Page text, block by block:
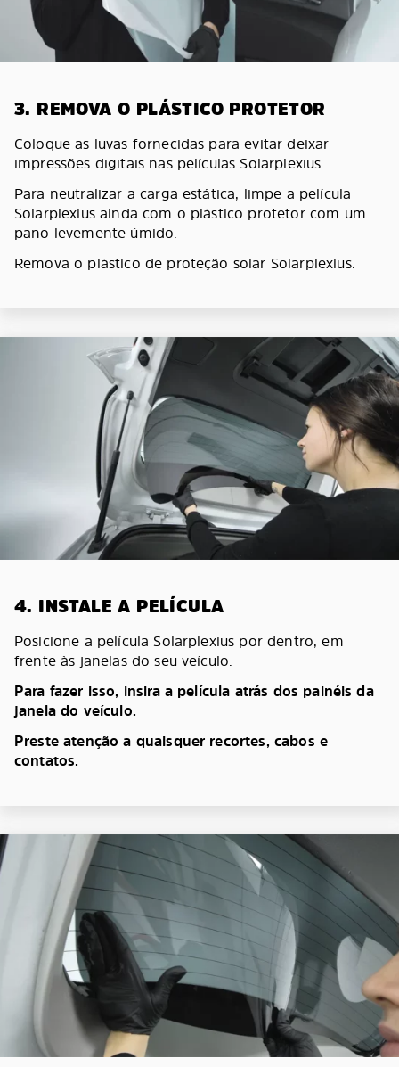
3. REMOVA O PLÁSTICO PROTETOR
Coloque as luvas fornecidas para evitar deixar
impressões digitais nas películas Solarplexius.
Para neutralizar a carga estática, limpe a película
Solarplexius ainda com o plástico protetor com um
pano levemente úmido.
Remova o plástico de proteção solar Solarplexius.
4. INSTALE A PELÍCULA
Posicione a película Solarplexius por dentro, em
frente às janelas do seu veículo.
Para fazer isso, insira a película atrás dos painéis da
janela do veículo.
Preste atenção a quaisquer recortes, cabos e
contatos.